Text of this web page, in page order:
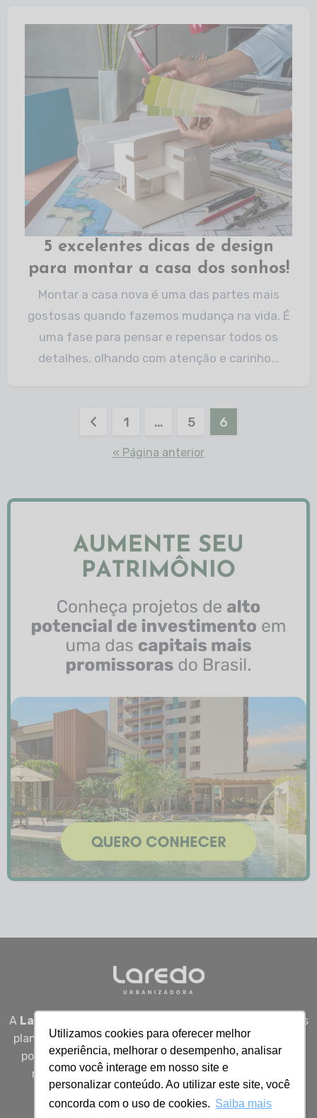
Utilizamos cookies para oferecer melhor
experiência, melhorar o desempenho, analisar
como você interage em nosso site e
personalizar conteúdo. Ao utilizar este site, você
concorda com o uso de cookies. Saiba mais
5 excelentes dicas de design
para montar a casa dos sonhos!
Montar a casa nova é uma das partes mais
gostosas quando fazemos mudança na vida. É
uma fase para pensar e repensar todos os
detalhes, olhando com atenção e carinho…
1 … 5 6
« Página anterior
A Laredo Urbanizadora
desenvolve empreendimentos
planejados em Sergipe, unindo qualidade, segurança e
potencial real de valorização para quem busca viver
melhor, investir bem e construir patrimônio com
inteligência.